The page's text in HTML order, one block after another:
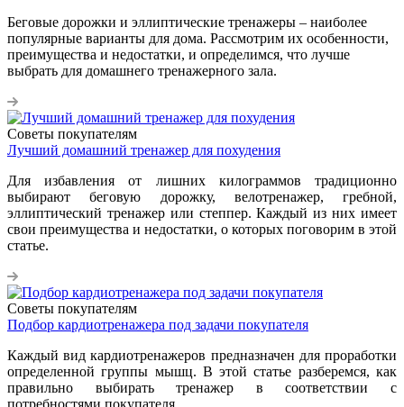
Беговые дорожки и эллиптические тренажеры – наиболее
популярные варианты для дома. Рассмотрим их особенности,
преимущества и недостатки, и определимся, что лучше
выбрать для домашнего тренажерного зала.
Советы покупателям
Лучший домашний тренажер для похудения
Для избавления от лишних килограммов традиционно
выбирают беговую дорожку, велотренажер, гребной,
эллиптический тренажер или степпер. Каждый из них имеет
свои преимущества и недостатки, о которых поговорим в этой
статье.
Советы покупателям
Подбор кардиотренажера под задачи покупателя
Каждый вид кардиотренажеров предназначен для проработки
определенной группы мышц. В этой статье разберемся, как
правильно выбирать тренажер в соответствии с
потребностями покупателя.